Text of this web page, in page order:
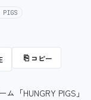
PIGS
⎘ コピー
「HUNGRY PIGS」